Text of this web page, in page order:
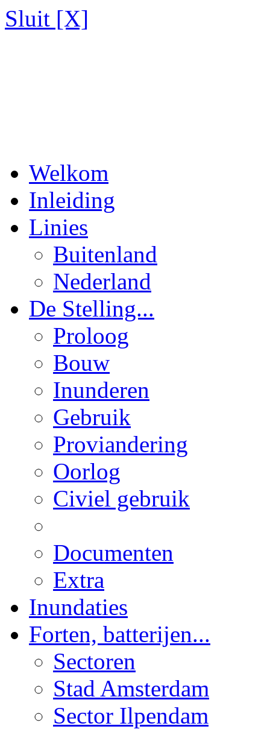
Sluit [X]
Welkom
Inleiding
Linies
Buitenland
Nederland
De Stelling...
Proloog
Bouw
Inunderen
Gebruik
Proviandering
Oorlog
Civiel gebruik
Documenten
Extra
Inundaties
Forten, batterijen...
Sectoren
Stad Amsterdam
Sector Ilpendam